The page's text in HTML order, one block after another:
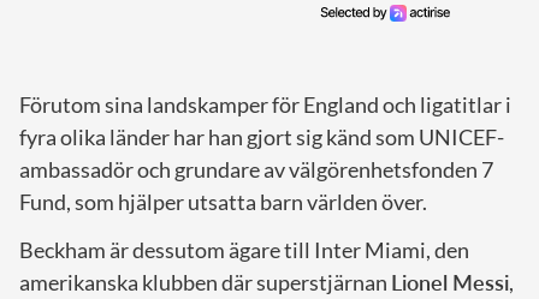
Förutom sina landskamper för England och ligatitlar i
fyra olika länder har han gjort sig känd som UNICEF-
ambassadör och grundare av välgörenhetsfonden 7
Fund, som hjälper utsatta barn världen över.
Beckham är dessutom ägare till Inter Miami, den
amerikanska klubben där superstjärnan Lionel Messi,